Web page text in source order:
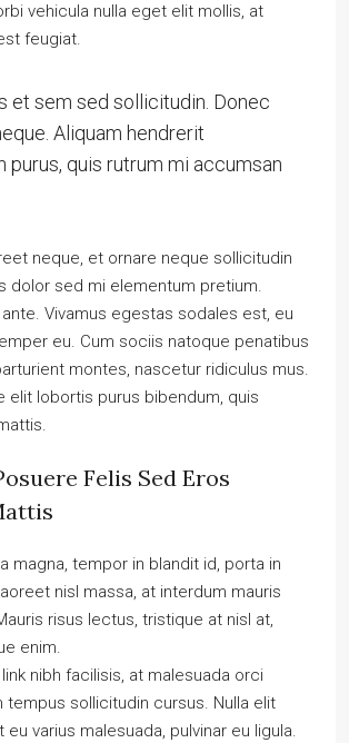
vehicula nulla eget elit mollis, at
feugiat.
et sem sed sollicitudin. Donec
Aliquam hendrerit
purus, quis rutrum mi accumsan
neque, et ornare neque sollicitudin
dolor sed mi elementum pretium.
Vivamus egestas sodales est, eu
eu. Cum sociis natoque penatibus
montes, nascetur ridiculus mus.
elit lobortis purus bibendum, quis
Felis Sed Eros
magna, tempor in blandit id, porta in
nisl massa, at interdum mauris
risus lectus, tristique at nisl at,
enim.
nibh facilisis, at malesuada orci
tempus sollicitudin cursus. Nulla elit
eu varius malesuada, pulvinar eu ligula.